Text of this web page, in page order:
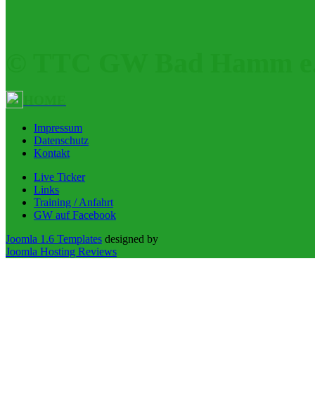
Impressum
Datenschutz
Kontakt
Live Ticker
Links
Training / Anfahrt
GW auf Facebook
Joomla 1.6 Templates designed by
Joomla Hosting Reviews